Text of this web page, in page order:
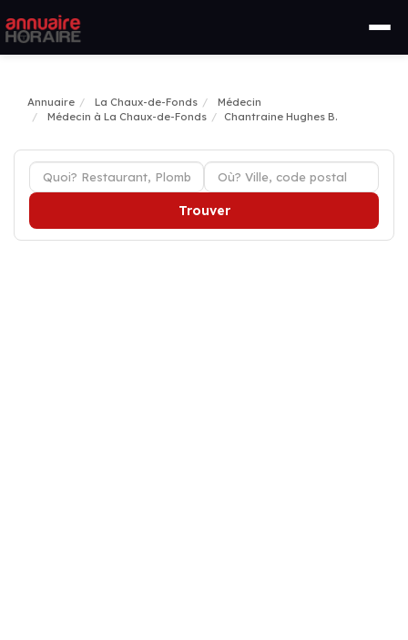
Annuaire La Chaux-de-Fonds
Médecin
Médecin à La Chaux-de-Fonds
Chantraine Hughes B.
Trouver